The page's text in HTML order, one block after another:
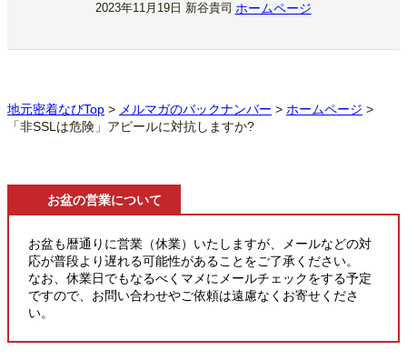
2023年11月19日 新谷貴司 ホームページ
地元密着なびTop > メルマガのバックナンバー > ホームページ >
「非SSLは危険」アピールに対抗しますか?
お盆の営業について
お盆も暦通りに営業（休業）いたしますが、メールなどの対
応が普段より遅れる可能性があることをご了承ください。
なお、休業日でもなるべくマメにメールチェックをする予定
ですので、お問い合わせやご依頼は遠慮なくお寄せくださ
い。